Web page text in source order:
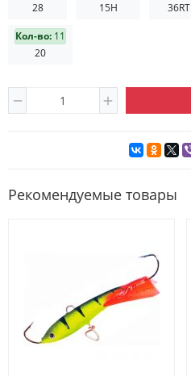
28
15H
36RT
Кол-во: 11
20
Рекомендуемые товары